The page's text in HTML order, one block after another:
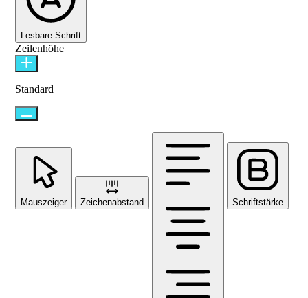
Lesbare Schrift
Zeilenhöhe
Standard
Mauszeiger Zeichenabstand Schriftstärke